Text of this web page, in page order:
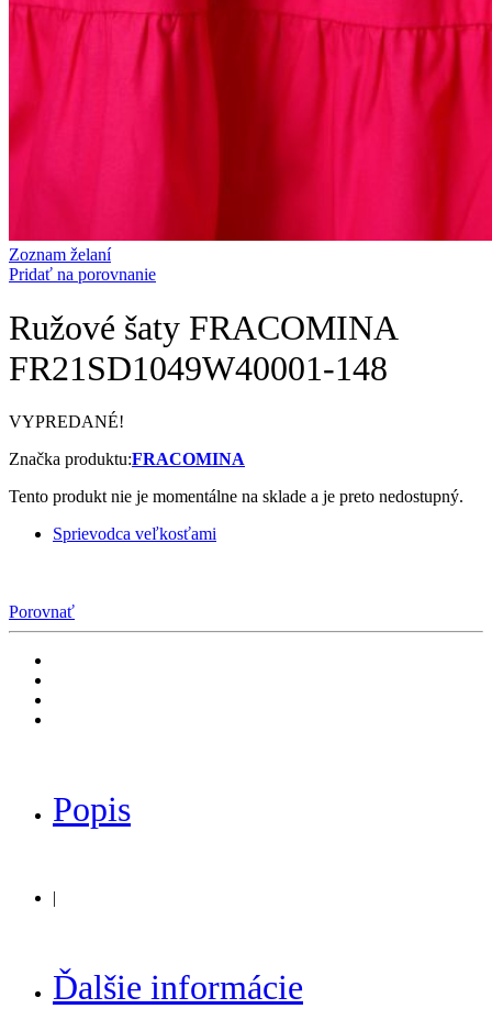
Zoznam želaní
Pridať na porovnanie
Ružové šaty FRACOMINA
FR21SD1049W40001-148
VYPREDANÉ!
Značka produktu:FRACOMINA
Tento produkt nie je momentálne na sklade a je preto nedostupný.
Sprievodca veľkosťami
Porovnať
Popis
|
Ďalšie informácie